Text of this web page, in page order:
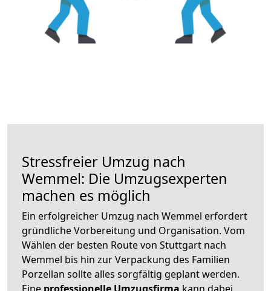
Stressfreier Umzug nach
Wemmel: Die Umzugsexperten
machen es möglich
Ein erfolgreicher Umzug nach Wemmel erfordert
gründliche Vorbereitung und Organisation. Vom
Wählen der besten Route von Stuttgart nach
Wemmel bis hin zur Verpackung des Familien
Porzellan sollte alles sorgfältig geplant werden.